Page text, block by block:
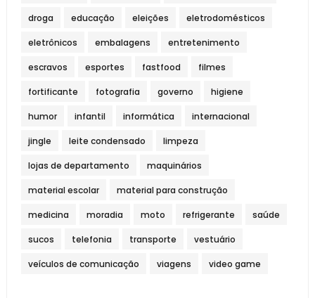
droga educação eleições eletrodomésticos
eletrônicos embalagens entretenimento
escravos esportes fastfood filmes
fortificante fotografia governo higiene
humor infantil informática internacional
jingle leite condensado limpeza
lojas de departamento maquinários
material escolar material para construção
medicina moradia moto refrigerante saúde
sucos telefonia transporte vestuário
veículos de comunicação viagens video game